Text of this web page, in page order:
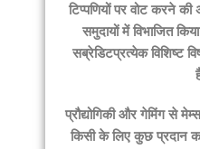
टिप्पणियों पर वोट करने
समुदायों में विभाजित
सब्रेडिटप्रत्येक विशिष्ट
प्रौद्योगिकी और गेमिंग से
किसी के लिए कुछ प्रदान